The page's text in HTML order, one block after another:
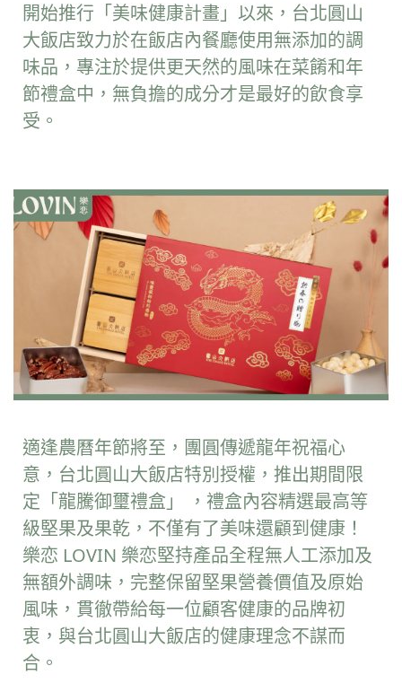
開始推行「美味健康計畫」以來，台北圓山
大飯店致力於在飯店內餐廳使用無添加的調
味品，專注於提供更天然的風味在菜餚和年
節禮盒中，無負擔的成分才是最好的飲食享
受。
適逢農曆年節將至，團圓傳遞龍年祝福心
意，台北圓山大飯店特別授權， 推出期間限
定「龍騰御璽禮盒 」 ， 禮盒內容精選最高等
級堅果及果乾，不僅有了美味還顧到健康！
樂恋 LOVIN 樂恋堅持產品全程無人工添加及
無額外調味，完整保留堅果營養價值及原始
風味，貫徹帶給每一位顧客健康的品牌初
衷，與台北圓山大飯店的健康理念不謀而
合。